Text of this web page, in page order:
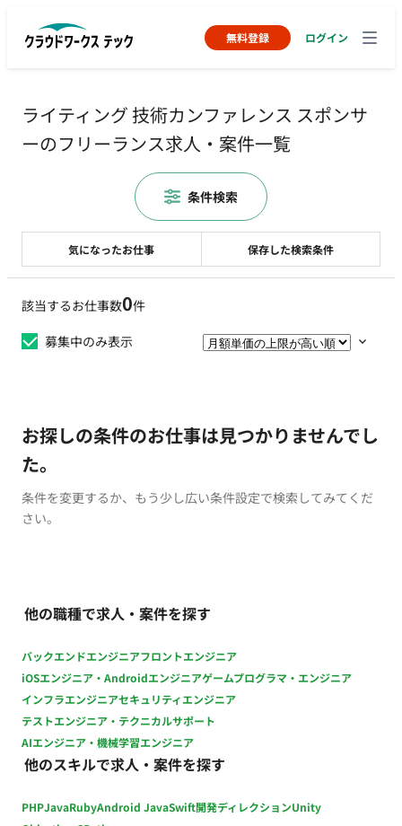
無料登録 ログイン
ライティング 技術カンファレンス スポンサ
ーのフリーランス求人・案件一覧
該当するお仕事数0件
募集中のみ表示
お探しの条件のお仕事は見つかりませんでし
た。
条件を変更するか、もう少し広い条件設定で検索してみてくだ
さい。
他の職種で求人・案件を探す
バックエンドエンジニアフロントエンジニア
iOSエンジニア・Androidエンジニアゲームプログラマ・エンジニア
インフラエンジニアセキュリティエンジニア
テストエンジニア・テクニカルサポート
AIエンジニア・機械学習エンジニア
他のスキルで求人・案件を探す
PHPJavaRubyAndroid JavaSwift開発ディレクションUnity
気になったお仕事 保存した検索条件
条件検索